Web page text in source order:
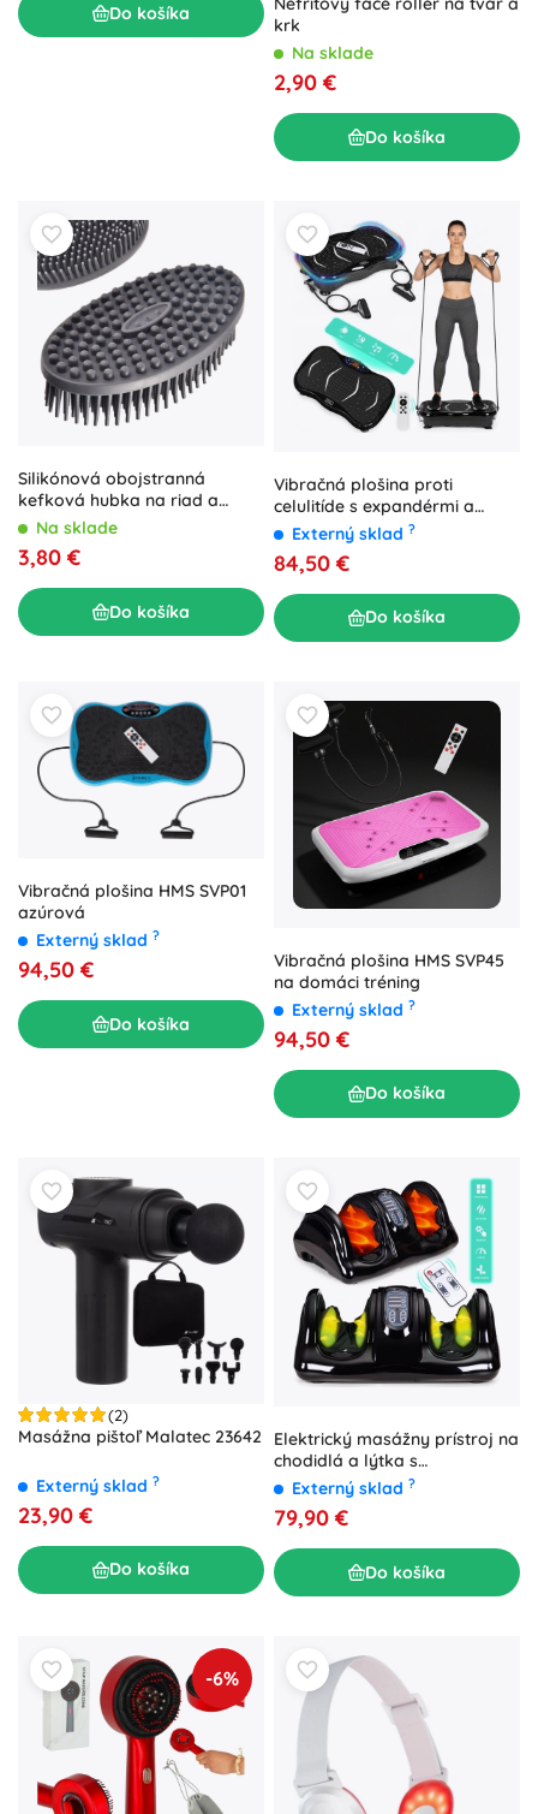
Do košíka
krk
Na sklade
2,90 €
Do košíka
Silikónová obojstranná
kefková hubka na riad a
masáž ORION
Na sklade
3,80 €
Do košíka
Vibračná plošina proti
celulitíde s expandérmi a
diaľkovým ovládačom
MODERNHOME
Externý sklad ?
84,50 €
Do košíka
Vibračná plošina HMS SVP01
azúrová
Externý sklad ?
94,50 €
Do košíka
Vibračná plošina HMS SVP45
na domáci tréning
Externý sklad ?
94,50 €
Do košíka
(2)
Masážna pištoľ Malatec 23642
Externý sklad ?
23,90 €
Do košíka
Elektrický masážny prístroj na
chodidlá a lýtka s
vyhrievaním, 4 režimy,
diaľkové ovládanie 40 W
MODERNHOME
Externý sklad ?
79,90 €
Do košíka
-6%